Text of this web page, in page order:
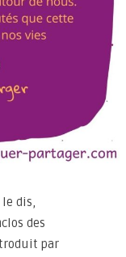
dis,
des
par